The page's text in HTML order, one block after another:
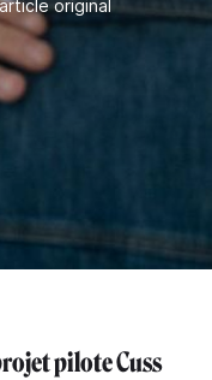
original
pilote Cuss